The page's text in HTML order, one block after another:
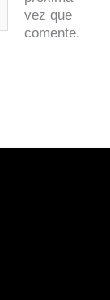
vez que
comente.